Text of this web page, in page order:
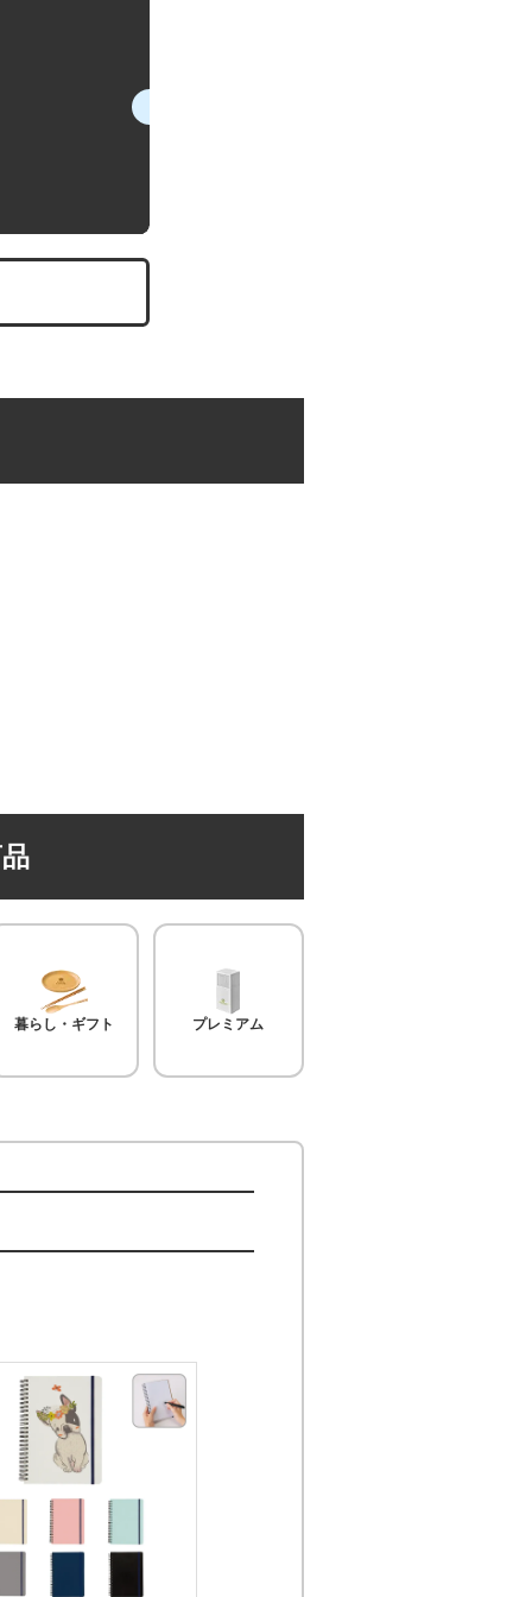
暮らし・ギフト プレミアム